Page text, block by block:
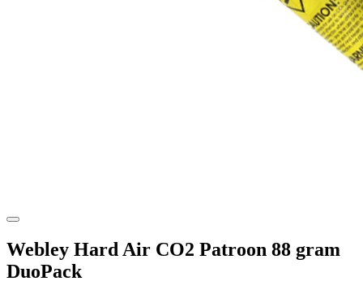
Webley Hard Air CO2 Patroon 88 gram